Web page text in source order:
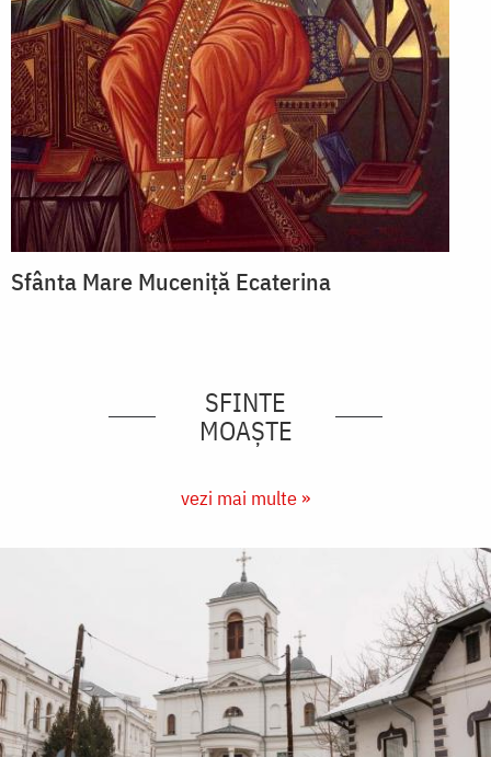
Sfânta Mare Muceniță Ecaterina
SFINTE
MOAȘTE
vezi mai multe »